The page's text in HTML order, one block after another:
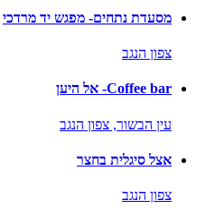
מסעדת נתחים- מפגש יד מרדכי
צפון הנגב
Coffee bar- אל היען
עין הבשור, צפון הנגב
אצל סיגלית בחצר
צפון הנגב